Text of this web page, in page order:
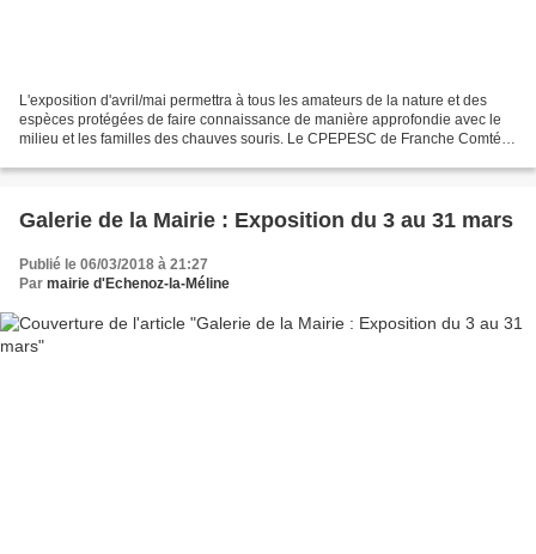
L'exposition d'avril/mai permettra à tous les amateurs de la nature et des
espèces protégées de faire connaissance de manière approfondie avec le
milieu et les familles des chauves souris. Le CPEPESC de Franche Comté
Galerie de la Mairie : Exposition du 3 au 31 mars
Publié le 06/03/2018 à 21:27
Par mairie d'Echenoz-la-Méline